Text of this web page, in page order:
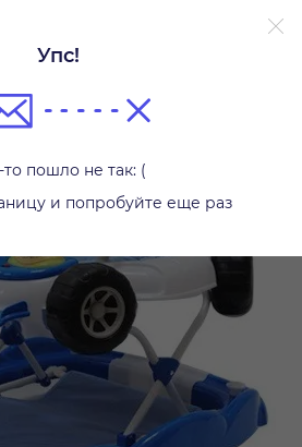
Упс!
то пошло не так: (
и попробуйте еще раз